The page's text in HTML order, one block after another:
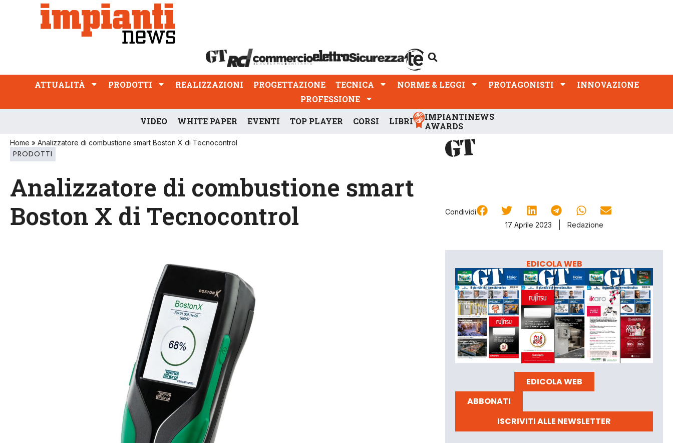
ATTUALITÀ PRODOTTI REALIZZAZIONI
PROFESSIONE
ATTUALITÀ PRODOTTI REALIZZAZIONI PROGETTAZIONE TECNICA NORME & LEGGI PROTAGONISTI
INNOVAZIONE
PROFESSIONE
VIDEO WHITE PAPER EVENTI TOP PLAYER CORSI LIBRI
IMPIANTINEWS
AWARDS
Home » Analizzatore di combustione smart Boston X di Tecnocontrol
PRODOTTI
Analizzatore di combustione smart
Boston X di Tecnocontrol
Condividi
17 Aprile 2023
Redazione
EDICOLA WEB
EDICOLA WEB
ABBONATI
ISCRIVITI ALLE NEWSLETTER